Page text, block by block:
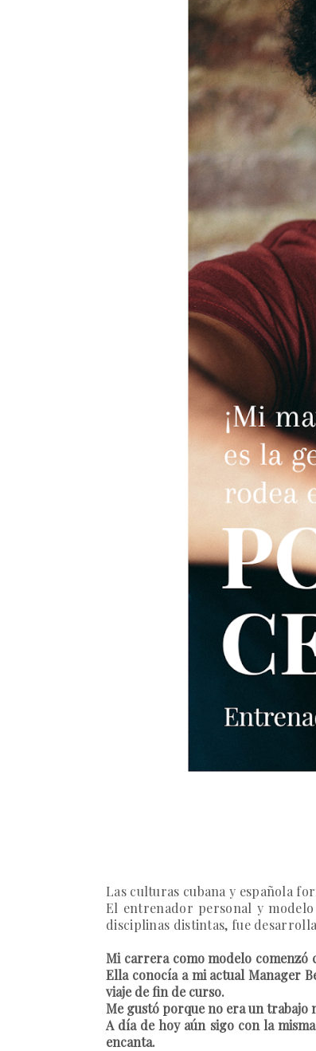
Las culturas cubana y española
El entrenador personal y modelo
disciplinas distintas, fue
Mi carrera como modelo comenzó
Ella conocía a mi actual Manager
viaje de fin de curso.
Me gustó porque no era un trabajo
A día de hoy aún sigo con la
encanta.